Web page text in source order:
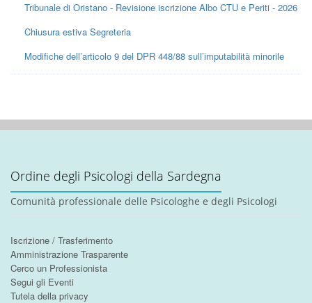
Tribunale di Oristano - Revisione iscrizione Albo CTU e Periti - 2026
Chiusura estiva Segreteria
Modifiche dell’articolo 9 del DPR 448/88 sull’imputabilità minorile
Ordine degli Psicologi della Sardegna
Comunità professionale delle Psicologhe e degli Psicologi
Iscrizione / Trasferimento
Amministrazione Trasparente
Cerco un Professionista
Segui gli Eventi
Tutela della privacy